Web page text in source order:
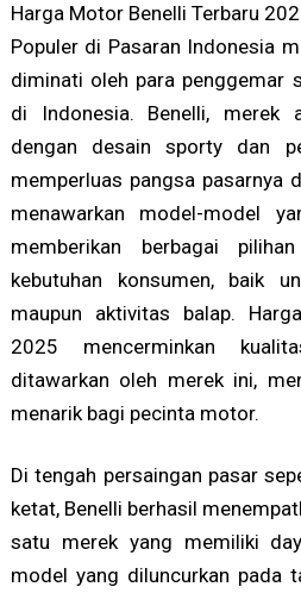
Harga Motor Benelli Terbaru
Populer di Pasaran Indonesia
diminati oleh para penggemar
di Indonesia. Benelli, merek
dengan desain sporty dan
memperluas pangsa pasarnya
menawarkan model-model
memberikan berbagai
kebutuhan konsumen, baik
maupun aktivitas balap.
2025 mencerminkan
ditawarkan oleh merek ini,
menarik bagi pecinta motor.
Di tengah persaingan pasar
ketat, Benelli berhasil
satu merek yang memiliki
model yang diluncurkan pada